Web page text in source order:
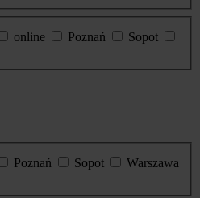
online Poznań
Sopot
Poznań Sopot
Warszawa